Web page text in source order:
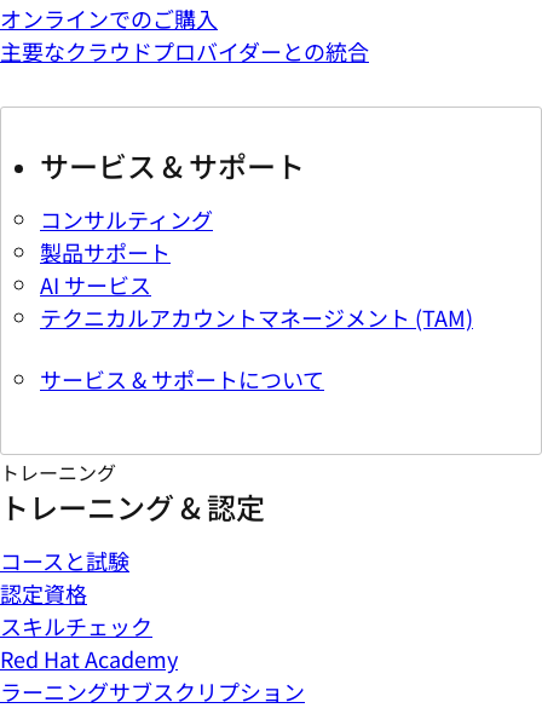
オンラインでのご購入
主要なクラウドプロバイダーとの統合
サービス & サポート
コンサルティング
製品サポート
AI サービス
テクニカルアカウントマネージメント (TAM)
サービス & サポートについて
トレーニング
トレーニング & 認定
コースと試験
認定資格
スキルチェック
Red Hat Academy
ラーニングサブスクリプション